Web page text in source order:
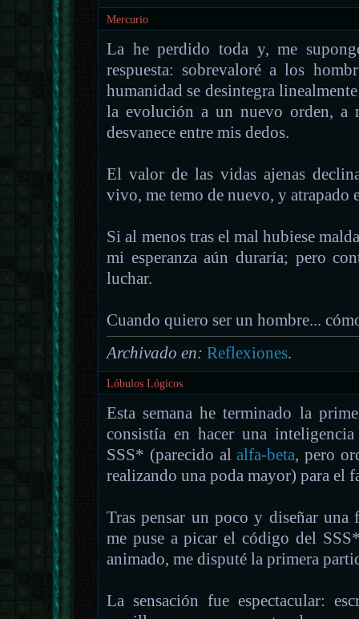
Mercurio
La he perdido toda y, me
respuesta: sobrevaloré a los
humanidad se desintegra
la evolución a un nuevo orden, a
desvanece entre mis dedos.
El valor de las vidas ajenas
vivo, me temo de nuevo, y atrapado
Si al menos tras el mal hubiese
mi esperanza aún duraría; pero
luchar.
Cuando quiero ser un hombre...
Archivado en: Reflexiones.
Lóbulos Lógicos
Esta semana he terminado la
consistía en hacer una
SSS* (parecido alalfa-beta, pero
realizando una poda mayor) para el
Tras pensar un poco y diseñar una
me puse a picar el código del
animado, me disputé la primera
La sensación fue espectacular: